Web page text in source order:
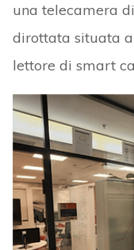
una telecamera
dirottata situata
lettore di smart